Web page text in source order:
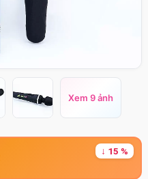
Xem 9 ảnh
↓ 15 %